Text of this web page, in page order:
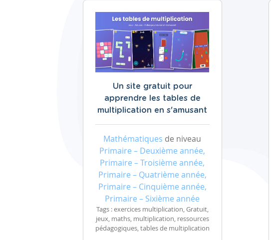
Un site gratuit pour
apprendre les tables de
multiplication en s'amusant
Mathématiques de niveau
Primaire – Deuxième année,
Primaire – Troisième année,
Primaire – Quatrième année,
Primaire – Cinquième année,
Primaire – Sixième année
Tags : exercices multiplication, Gratuit,
jeux, maths, multiplication, ressources
pédagogiques, tables de multiplication